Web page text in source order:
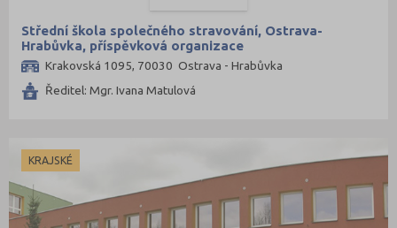
Střední škola společného stravování, Ostrava-
Hrabůvka, příspěvková organizace
Krakovská 1095, 70030 Ostrava - Hrabůvka
Ředitel: Mgr. Ivana Matulová
KRAJSKÉ